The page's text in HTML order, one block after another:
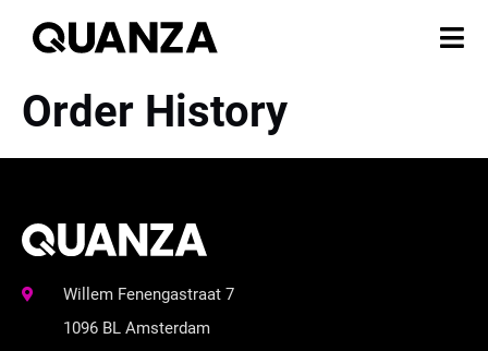
Order History
Willem Fenengastraat 7
1096 BL Amsterdam